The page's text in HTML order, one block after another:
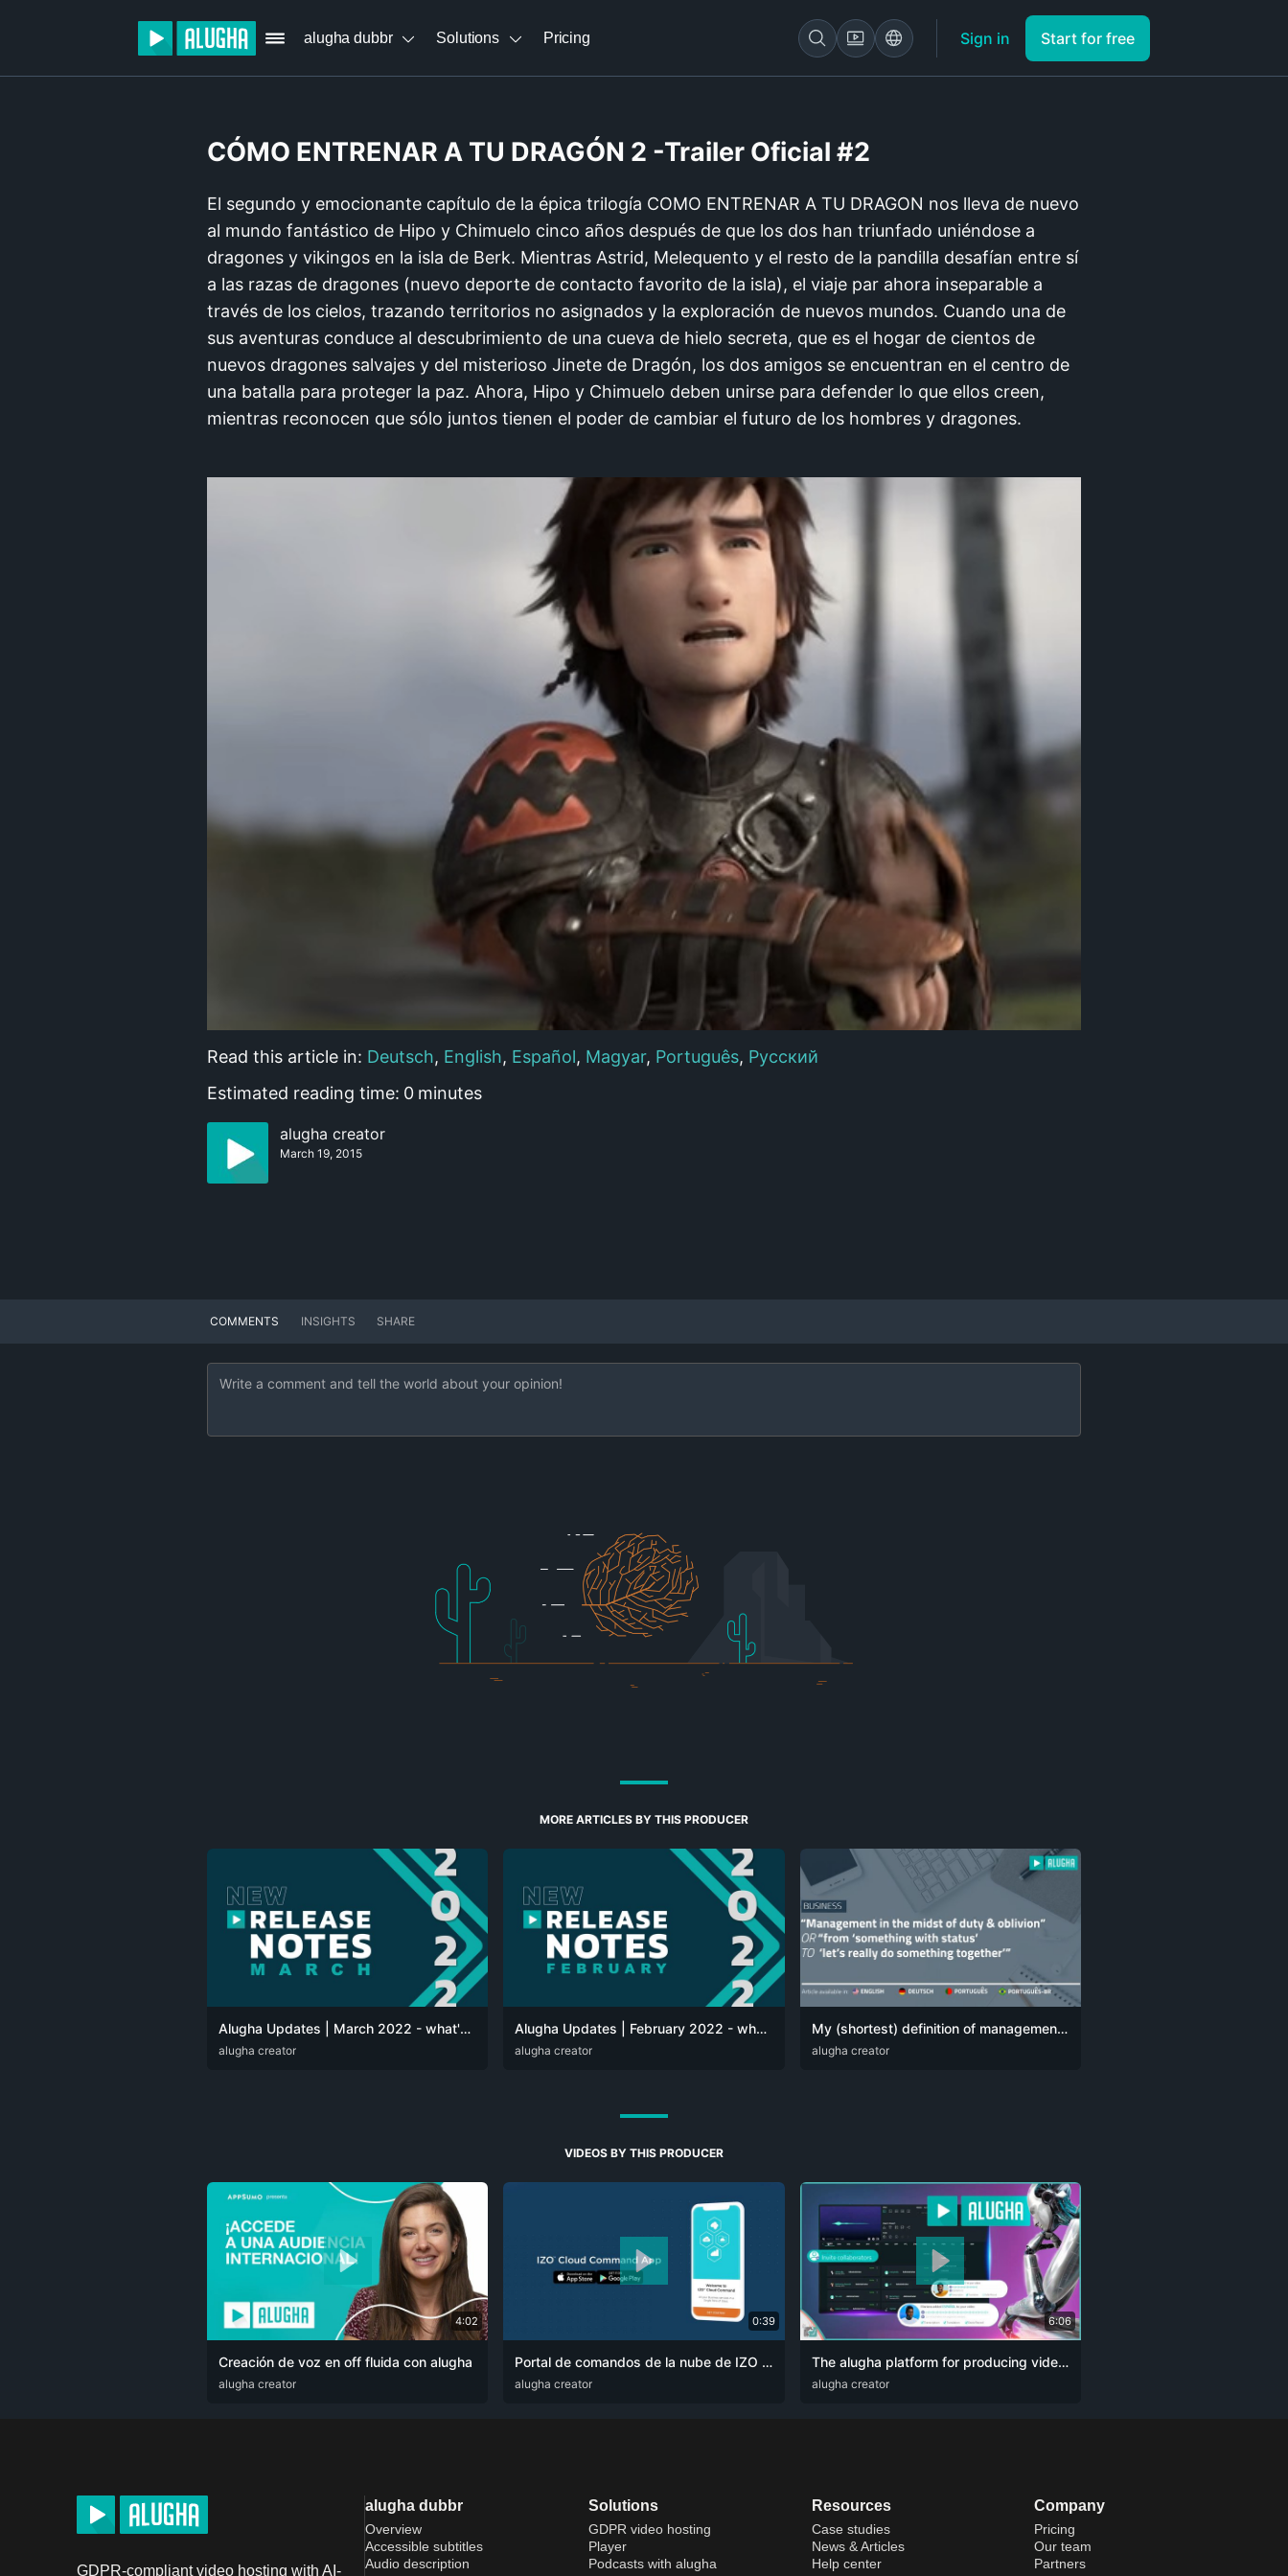
alugha dubbr Solutions Pricing Sign in Start for free
CÓMO ENTRENAR A TU DRAGÓN 2 -Trailer Oficial #2
El segundo y emocionante capítulo de la épica trilogía COMO ENTRENAR A TU DRAGON nos lleva de nuevo
al mundo fantástico de Hipo y Chimuelo cinco años después de que los dos han triunfado uniéndose a
dragones y vikingos en la isla de Berk. Mientras Astrid, Melequento y el resto de la pandilla desafían entre sí
a las razas de dragones (nuevo deporte de contacto favorito de la isla), el viaje par ahora inseparable a
través de los cielos, trazando territorios no asignados y la exploración de nuevos mundos. Cuando una de
sus aventuras conduce al descubrimiento de una cueva de hielo secreta, que es el hogar de cientos de
nuevos dragones salvajes y del misterioso Jinete de Dragón, los dos amigos se encuentran en el centro de
una batalla para proteger la paz. Ahora, Hipo y Chimuelo deben unirse para defender lo que ellos creen,
mientras reconocen que sólo juntos tienen el poder de cambiar el futuro de los hombres y dragones.
Read this article in: Deutsch, English, Español, Magyar, Português, Русский
Estimated reading time: 0 minutes
alugha creator
March 19, 2015
COMMENTS INSIGHTS SHARE
MORE ARTICLES BY THIS PRODUCER
Alugha Updates | March 2022 - what's new at alugha
DEU ENG
alugha creator
Alugha Updates | February 2022 - what's new at alugha
DEU ENG
alugha creator
My (shortest) definition of management comes down to one simple sentence:
DEU ENG POR
alugha creator
VIDEOS BY THIS PRODUCER
4:02
Creación de voz en off fluida con alugha
ARA CAT DEU
alugha creator
0:39
Portal de comandos de la nube de IZO - Tráiler
ARA ENG FRA
alugha creator
6:06
The alugha platform for producing videos and podcasts designed for content creators. The artificial intelligence revolution 👏🏻
ARA DEU ENG
alugha creator
GDPR-compliant video hosting with AI-
alugha dubbr
Overview
Accessible subtitles
Audio description
Solutions
GDPR video hosting
Player
Podcasts with alugha
Resources
Case studies
News & Articles
Help center
Company
Pricing
Our team
Partners